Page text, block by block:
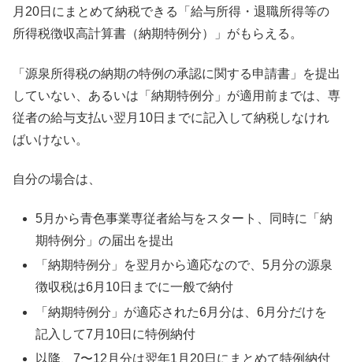
月20日にまとめて納税できる「給与所得・退職所得等の
所得税徴収高計算書（納期特例分）」がもらえる。
「源泉所得税の納期の特例の承認に関する申請書」を提出
していない、あるいは「納期特例分」が適用前までは、専
従者の給与支払い翌月10日までに記入して納税しなけれ
ばいけない。
自分の場合は、
5月から青色事業専従者給与をスタート、同時に「納
期特例分」の届出を提出
「納期特例分」を翌月から適応なので、5月分の源泉
徴収税は6月10日までに一般で納付
「納期特例分」が適応された6月分は、6月分だけを
記入して7月10日に特例納付
以降、7〜12月分は翌年1月20日にまとめて特例納付